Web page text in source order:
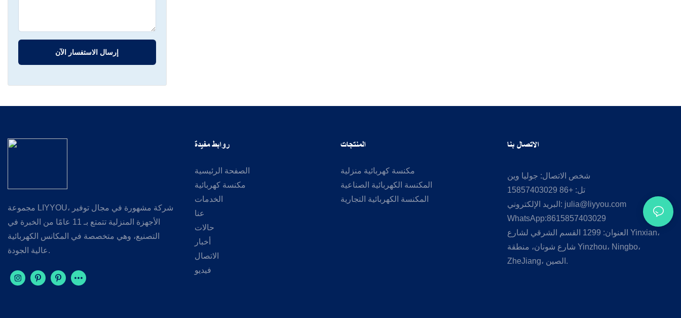
إرسال الاستفسار الآن
مجموعة LIYYOU، شركة مشهورة في مجال توفير
الأجهزة المنزلية تتمتع بـ 11 عامًا من الخبرة في
التصنيع، وهي متخصصة في المكانس الكهربائية
عالية الجودة.
روابط مفيدة
الصفحة الرئيسية
مكنسة كهربائية
الخدمات
عنا
حالات
أخبار
الاتصال
فيديو
المنتجات
مكنسة كهربائية منزلية
المكنسة الكهربائية الصناعية
المكنسة الكهربائية التجارية
الاتصال بنا
شخص الاتصال: جوليا وين
تل: +86 15857403029
البريد الإلكتروني: julia@liyyou.com
WhatsApp:8615857403029
العنوان: 1299 القسم الشرقي لشارع Yinxian،
شارع شونان، منطقة Yinzhou، Ningbo،
ZheJiang، الصين.